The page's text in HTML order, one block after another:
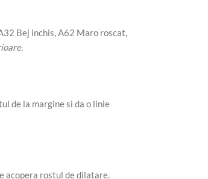
Bej inchis, A62 Maro roscat,
de la margine si da o linie
acopera rostul de dilatare.